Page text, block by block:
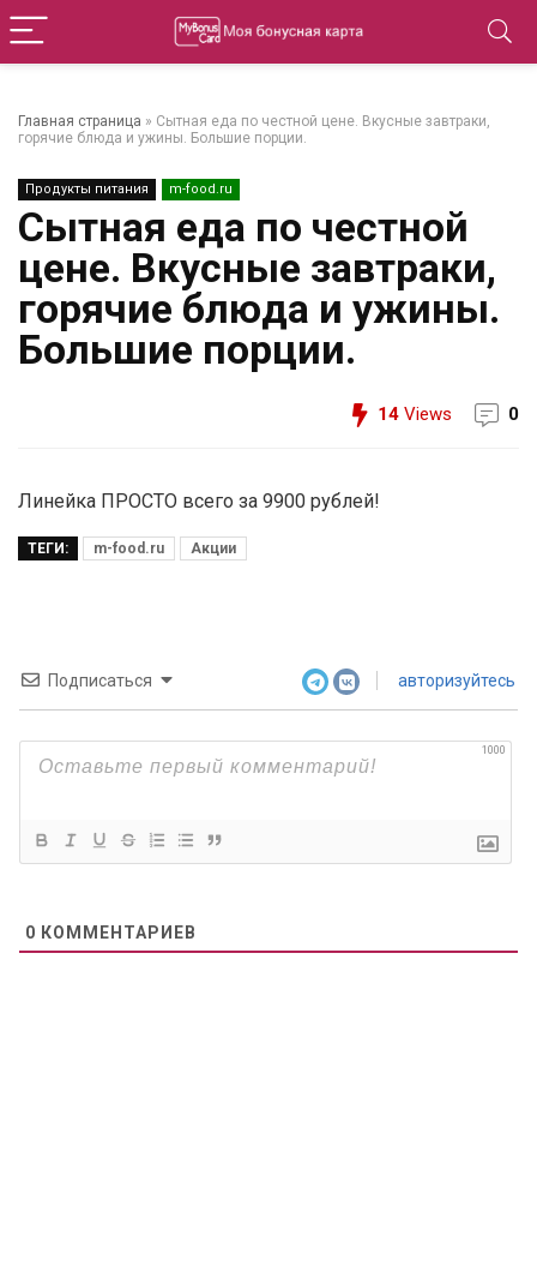
Главная страница » Сытная еда по честной цене. Вкусные завтраки,
горячие блюда и ужины. Большие порции.
Продукты питания m-food.ru
Сытная еда по честной
цене. Вкусные завтраки,
горячие блюда и ужины.
Большие порции.
14 Views 0
Линейка ПРОСТО всего за 9900 рублей!
ТЕГИ: m-food.ru Акции
Подписаться авторизуйтесь
1000
0 КОММЕНТАРИЕВ